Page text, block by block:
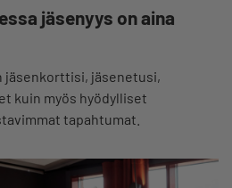
jäsenyys on aina
jäsenkorttisi, jäsenetusi,
kuin myös hyödylliset
tapahtumat.